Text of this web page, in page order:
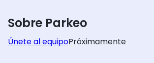
Sobre Parkeo
Únete al equipoPróximamente